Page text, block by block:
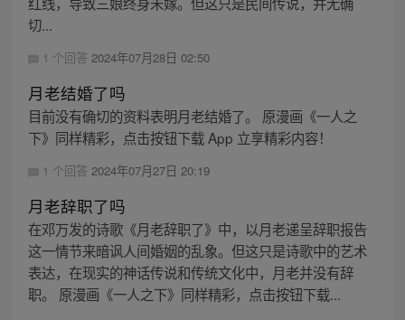
切...
1 个回答 2024年07月28日 02:50
月老结婚了吗
目前没有确切的资料表明月老结婚了。 原漫画《一人之
下》同样精彩，点击按钮下载 App 立享精彩内容！
1 个回答 2024年07月27日 20:19
月老辞职了吗
在邓万发的诗歌《月老辞职了》中，以月老递呈辞职报告
这一情节来暗讽人间婚姻的乱象。但这只是诗歌中的艺术
表达，在现实的神话传说和传统文化中，月老并没有辞
职。 原漫画《一人之下》同样精彩，点击按钮下载...